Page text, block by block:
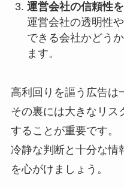
運営会社の信頼性
運営会社の透明性
できる会社かどう
ます。
高利回りを謳う広告は
その裏には大きなリス
することが重要です。
冷静な判断と十分な情
を心がけましょう。